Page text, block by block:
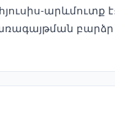
արևմուտք